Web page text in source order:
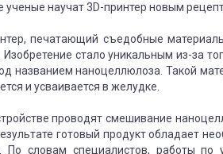
ученые научат 3D-принтер новым
печатающий съедобные
Изобретение стало уникальным из-за
названием наноцеллюлоза. Такой
и усваивается в желудке.
проводят смешивание
готовый продукт обладает
По словам специалистов, работы